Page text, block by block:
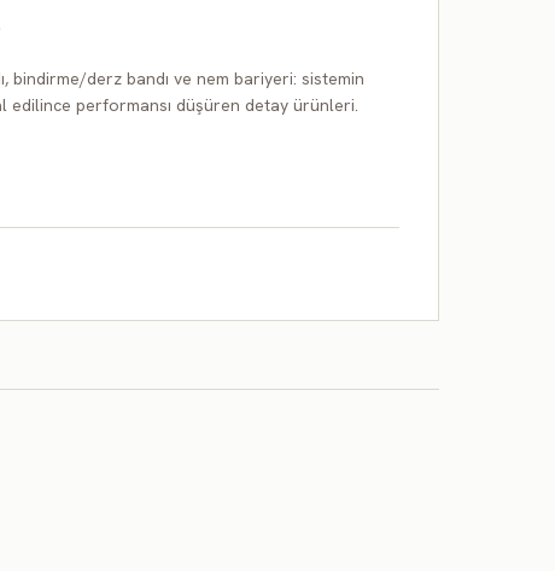
bindirme/derz bandı ve nem bariyeri: sistemin
edilince performansı düşüren detay ürünleri.